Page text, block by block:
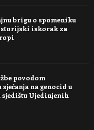
brigu o spomeniku
iskorak za
povodom
na genocid u
Ujedinjenih